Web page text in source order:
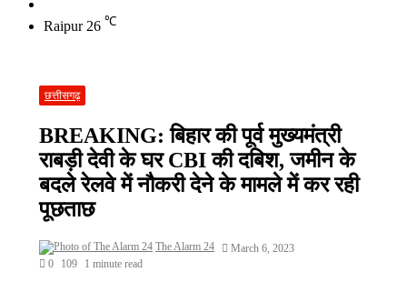
skin
Raipur 26 ℃
छत्तीसगढ़
BREAKING: बिहार की पूर्व मुख्यमंत्री
राबड़ी देवी के घर CBI की दबिश, जमीन के
बदले रेलवे में नौकरी देने के मामले में कर रही
पूछताछ
The Alarm 24
March 6, 2023
0
109 1 minute read